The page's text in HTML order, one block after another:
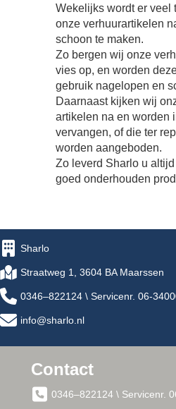
Wekelijks wordt er veel
onze verhuurartikelen
schoon te maken.
Zo bergen wij onze
vies op, en worden
gebruik nagelopen en
Daarnaast kijken wij
artikelen na en worden
vervangen, of die ter
worden aangeboden.
Zo leverd Sharlo u
goed onderhouden
Sharlo
Straatweg 1, 3604 BA Maarssen
0346–822124 \ Servicenr. 06-
info@sharlo.nl
Contact
0346–822124 \ Servicenr.